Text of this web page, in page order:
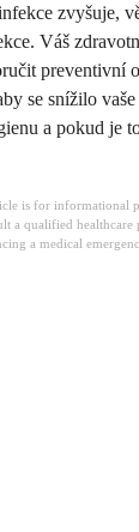
zvyšuje,
Váš
preventivní
se snížilo
a pokud je
is for informational
a qualified
a medical